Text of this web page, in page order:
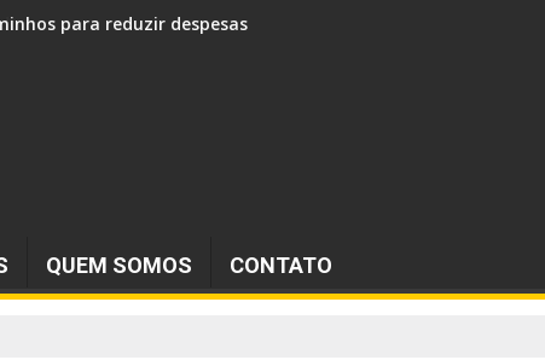
QUEM SOMOS CONTATO